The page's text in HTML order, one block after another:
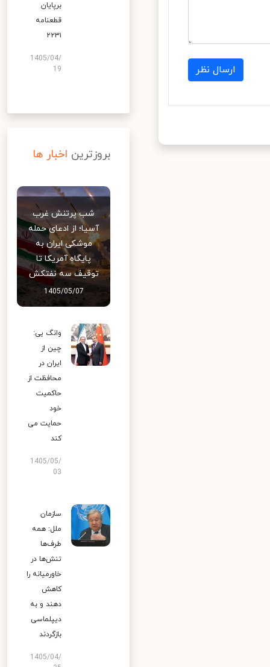
ارسال نظر
برپایان
قطعنامه
۲۲۳۱
1405/04/
19
بروزترین اخبار ها
شب پرتنش غرب
آسیا؛ از ادعای حمله
موشکی ایران به
پایگاه آمریکا تا
توقیف سه نفتکش
1405/05/07
وانگ یی:
چین از
ایران در
محافظت از
حاکمیت
خود
حمایت می
کند
1405/05/
03
سازمان
ملل: همه
طرف‌ها
تنش‌ها در
خاورمیانه را
کاهش
دهند و به
دیپلماسی
بازگردند
1405/04/